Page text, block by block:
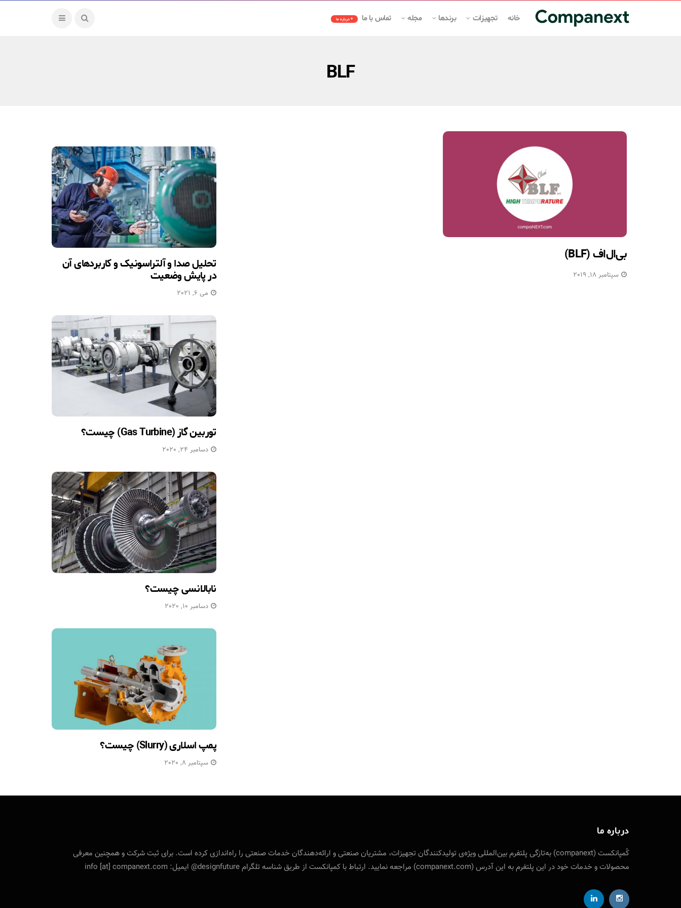
خانه تجهیزات برندها مجله تماس با ما + درباره ما
BLF
بی‌ال‌اف (BLF)
سپتامبر 18, 2019
تحلیل صدا و آلتراسونیک و کاربردهای آن
در پایش وضعیت
می 6, 2021
توربین گاز (Gas Turbine) چیست؟
دسامبر 24, 2020
نابالانسی چیست؟
دسامبر 10, 2020
پمپ اسلاری (Slurry) چیست؟
سپتامبر 8, 2020
درباره ما
کُمپانکست (companext) به‌تازگی پلتفرم بین‌المللی ویژه‌ی تولید‌کنندگان تجهیزات، مشتریان صنعتی و ارائه‌دهندگان خدمات صنعتی را راه‌اندازی کرده است. برای ثبت شرکت و همچنین معرفی
محصولات و خدمات خود در این پلتفرم به این آدرس (companext.com) مراجعه نمایید. ارتباط با کمپانکست از طریق شناسه تلگرام designfuture@ ایمیل: info [at] companext.com